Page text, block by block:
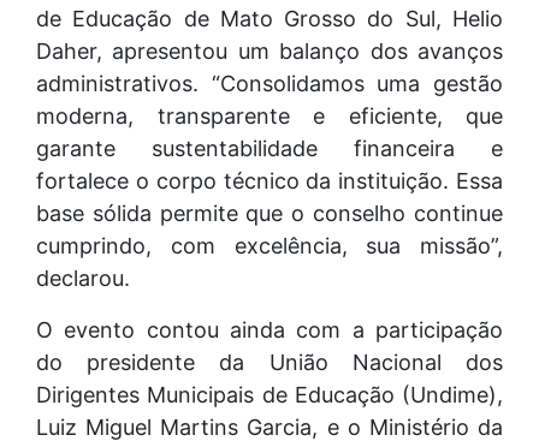
de Educação de Mato Grosso do Sul, Helio
Daher, apresentou um balanço dos avanços
administrativos. “Consolidamos uma gestão
moderna, transparente e eficiente, que
garante sustentabilidade financeira e
fortalece o corpo técnico da instituição. Essa
base sólida permite que o conselho continue
cumprindo, com excelência, sua missão”,
declarou.
O evento contou ainda com a participação
do presidente da União Nacional dos
Dirigentes Municipais de Educação (Undime),
Luiz Miguel Martins Garcia, e o Ministério da